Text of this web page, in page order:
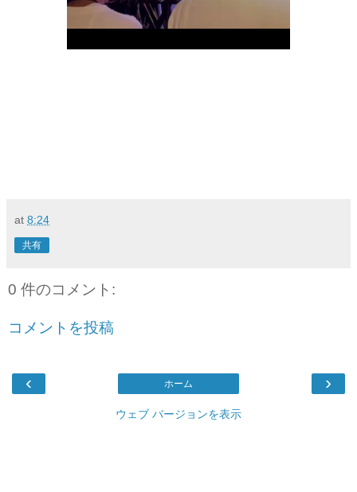
at 8:24
共有
0 件のコメント:
コメントを投稿
‹ ›
ホーム
ウェブ バージョンを表示